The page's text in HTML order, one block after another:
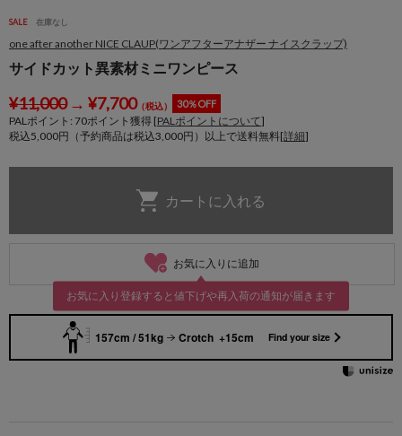
SALE 在庫なし
one after another NICE CLAUP(ワンアフターアナザー ナイスクラップ)
サイドカット異素材ミニワンピース
¥11,000→ ¥7,700（税込） 30％OFF
PALポイント: 70ポイント獲得 [PALポイントについて]
税込5,000円（予約商品は税込3,000円）以上で送料無料[詳細]
お気に入りに追加
お気に入り登録すると値下げや再入荷の通知が届きます
157cm / 51kg Crotch +15cm Find your size